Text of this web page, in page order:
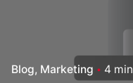
Blog Marketing 4 min